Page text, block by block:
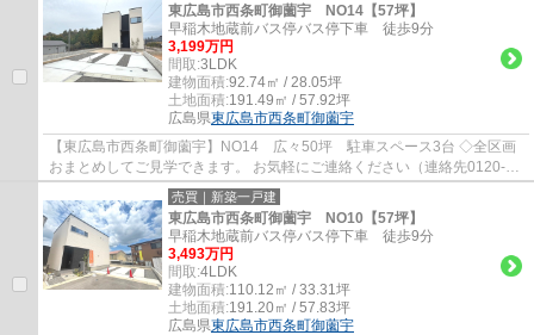
東広島市西条町御薗宇 NO14【57坪】
早稲木地蔵前バス停バス停下車 徒歩9分
3,199万円
間取:3LDK
建物面積:92.74㎡ / 28.05坪
土地面積:191.49㎡ / 57.92坪
広島県東広島市西条町御薗宇
【東広島市西条町御薗宇】NO14 広々50坪 駐車スペース3台 ◇全区画
おまとめしてご見学できます。 お気軽にご連絡ください（連絡先0120-
800-271まで） ☆オール電化のエコ住宅 ☆リビン...
売買｜新築一戸建
東広島市西条町御薗宇 NO10【57坪】
早稲木地蔵前バス停バス停下車 徒歩9分
3,493万円
間取:4LDK
建物面積:110.12㎡ / 33.31坪
土地面積:191.20㎡ / 57.83坪
広島県東広島市西条町御薗宇